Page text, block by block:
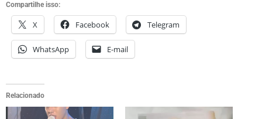
Compartilhe isso:
X Facebook Telegram
WhatsApp E-mail
Relacionado